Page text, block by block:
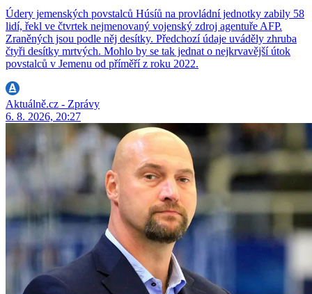
Údery jemenských povstalců Húsíů na provládní jednotky zabily 58
lidí, řekl ve čtvrtek nejmenovaný vojenský zdroj agentuře AFP.
Zraněných jsou podle něj desítky. Předchozí údaje uváděly zhruba
čtyři desítky mrtvých. Mohlo by se tak jednat o nejkrvavější útok
povstalců v Jemenu od příměří z roku 2022.
Aktuálně.cz - Zprávy
6. 8. 2026, 20:27